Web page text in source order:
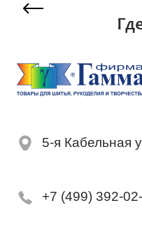
5-я Кабельная
+7 (499) 392-